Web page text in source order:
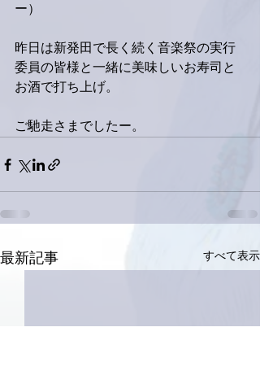
ー）
昨日は新発田で長く続く音楽祭の実行
委員の皆様と一緒に美味しいお寿司と
お酒で打ち上げ。
ご馳走さまでしたー。
最新記事 すべて表示